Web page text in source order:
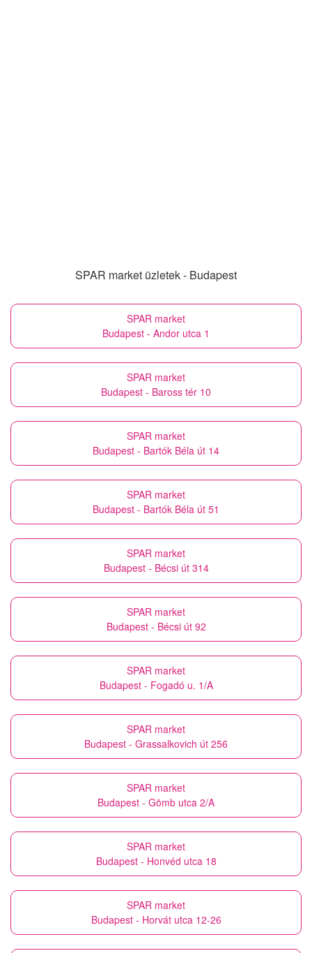
SPAR market üzletek - Budapest
SPAR market
Budapest - Andor utca 1
SPAR market
Budapest - Baross tér 10
SPAR market
Budapest - Bartók Béla út 14
SPAR market
Budapest - Bartók Béla út 51
SPAR market
Budapest - Bécsi út 314
SPAR market
Budapest - Bécsi út 92
SPAR market
Budapest - Fogadó u. 1/A
SPAR market
Budapest - Grassalkovich út 256
SPAR market
Budapest - Gömb utca 2/A
SPAR market
Budapest - Honvéd utca 18
SPAR market
Budapest - Horvát utca 12-26